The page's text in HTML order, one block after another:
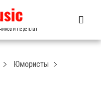
и переплат
Юмористы